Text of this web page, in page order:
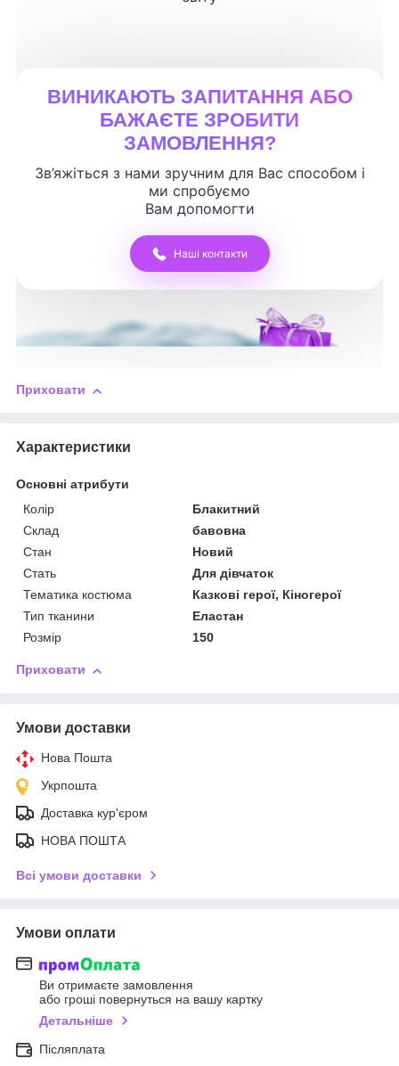
ВИНИКАЮТЬ ЗАПИТАННЯ АБО
БАЖАЄТЕ ЗРОБИТИ
ЗАМОВЛЕННЯ?
Зв’яжіться з нами зручним для Вас способом і
ми спробуємо
Вам допомогти
Наші контакти
Приховати
Характеристики
Основні атрибути
Колір
Блакитний
Склад
бавовна
Стан
Новий
Стать
Для дівчаток
Тематика костюма
Казкові герої, Кіногерої
Тип тканини
Еластан
Розмір
150
Приховати
Умови доставки
Нова Пошта
Укрпошта
Доставка кур'єром
НОВА ПОШТА
Всі умови доставки
Умови оплати
Ви отримаєте замовлення
або гроші повернуться на вашу картку
Детальніше
Післяплата